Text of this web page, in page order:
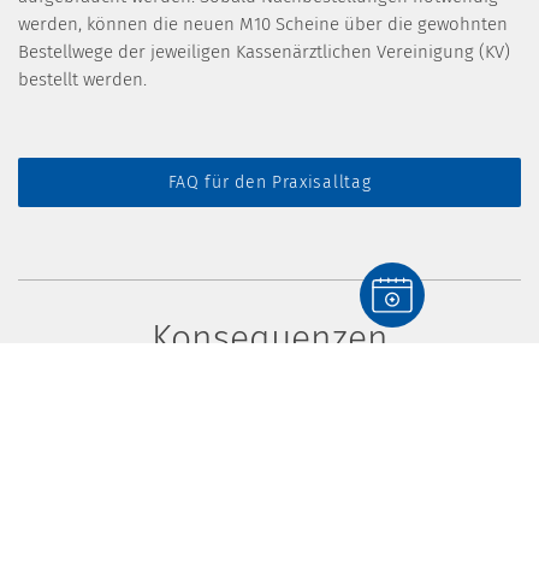
werden, können die neuen M10 Scheine über die gewohnten
Bestellwege der jeweiligen Kassenärztlichen Vereinigung (KV)
bestellt werden.
FAQ für den Praxisalltag
Konsequenzen